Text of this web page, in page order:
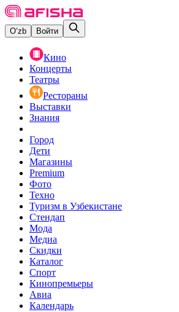
O‘zb Войти
Кино
Концерты
Театры
Рестораны
Выставки
Знания
Город
Дети
Магазины
Premium
Фото
Техно
Туризм в Узбекистане
Стендап
Мода
Медиа
Скидки
Каталог
Спорт
Кинопремьеры
Авиа
Календарь